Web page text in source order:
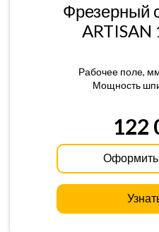
Фрезерный
Рабочее поле,
Мощность
122
Оформить